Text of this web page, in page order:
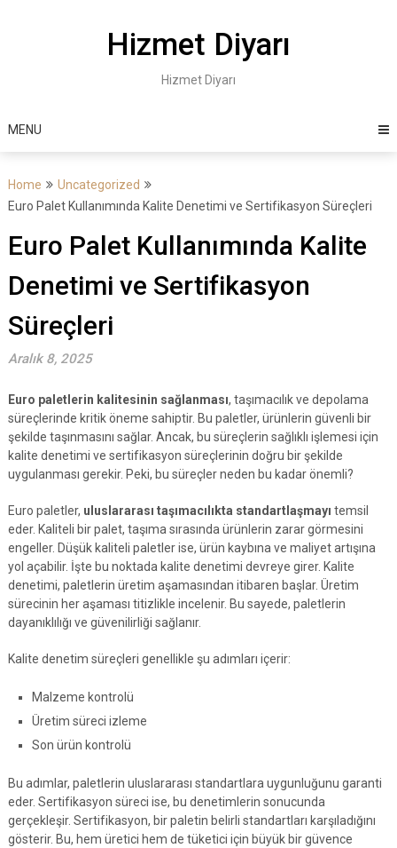
Hizmet Diyarı
Hizmet Diyarı
MENU
Home
Uncategorized
Euro Palet Kullanımında Kalite Denetimi ve Sertifikasyon Süreçleri
Euro Palet Kullanımında Kalite
Denetimi ve Sertifikasyon
Süreçleri
Aralık 8, 2025
Euro paletlerin kalitesinin sağlanması, taşımacılık ve depolama
süreçlerinde kritik öneme sahiptir. Bu paletler, ürünlerin güvenli bir
şekilde taşınmasını sağlar. Ancak, bu süreçlerin sağlıklı işlemesi için
kalite denetimi ve sertifikasyon süreçlerinin doğru bir şekilde
uygulanması gerekir. Peki, bu süreçler neden bu kadar önemli?
Euro paletler, uluslararası taşımacılıkta standartlaşmayı temsil
eder. Kaliteli bir palet, taşıma sırasında ürünlerin zarar görmesini
engeller. Düşük kaliteli paletler ise, ürün kaybına ve maliyet artışına
yol açabilir. İşte bu noktada kalite denetimi devreye girer. Kalite
denetimi, paletlerin üretim aşamasından itibaren başlar. Üretim
sürecinin her aşaması titizlikle incelenir. Bu sayede, paletlerin
dayanıklılığı ve güvenilirliği sağlanır.
Kalite denetim süreçleri genellikle şu adımları içerir:
Malzeme kontrolü
Üretim süreci izleme
Son ürün kontrolü
Bu adımlar, paletlerin uluslararası standartlara uygunluğunu garanti
eder. Sertifikasyon süreci ise, bu denetimlerin sonucunda
gerçekleşir. Sertifikasyon, bir paletin belirli standartları karşıladığını
gösterir. Bu, hem üretici hem de tüketici için büyük bir güvence